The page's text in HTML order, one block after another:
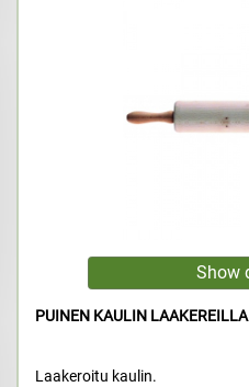
PUINEN KAULIN LAAKEREILLA
Laakeroitu kaulin.